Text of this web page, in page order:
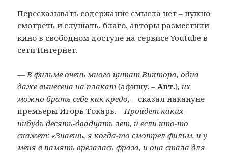
Пересказывать содержание смысла нет – нужно
смотреть и слушать, благо, авторы разместили
кино в свободном доступе на сервисе Youtube в
сети Интернет.
— В фильме очень много цитат Виктора, одна
даже вынесена на плакат (афишу. – Авт.), их
можно брать себе как кредо, – сказал накануне
премьеры Игорь Токарь.– Пройдет каких-
нибудь десять-двадцать лет, и если кто-то
скажет: «Знаешь, я когда-то смотрел фильм, и у
меня в память врезалась фраза, и она стала для